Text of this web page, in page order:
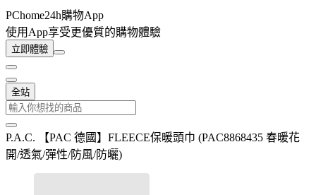
PChome24h購物App
使用App享受更優質的購物體驗
立即體驗
全站
P.A.C. 【PAC 德國】FLEECE保暖頭巾 (PAC8868435 春暖花
開/透氣/彈性/防風/防曬)